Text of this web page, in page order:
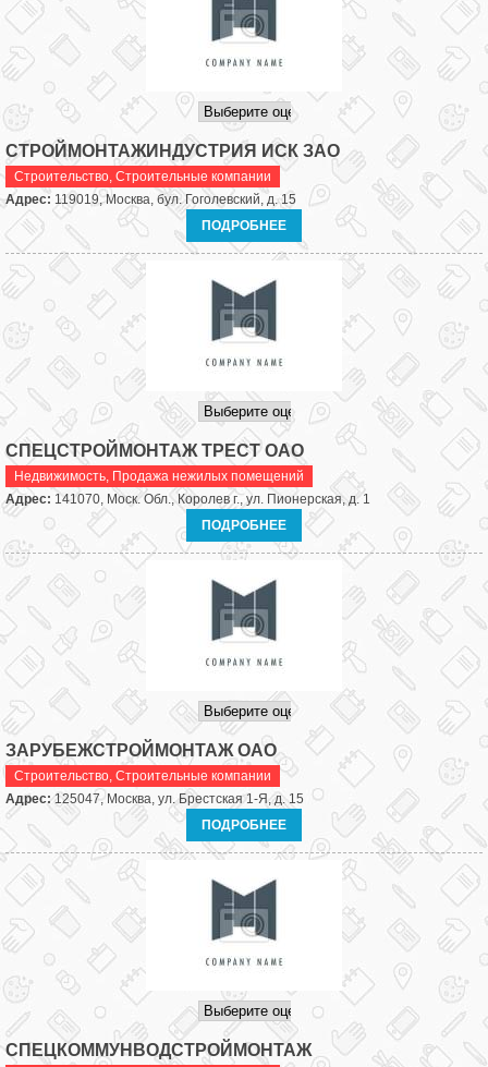
СТРОЙМОНТАЖИНДУСТРИЯ ИСК ЗАО
Строительство, Строительные компании
Адрес: 119019, Москва, бул. Гоголевский, д. 15
ПОДРОБНЕЕ
СПЕЦСТРОЙМОНТАЖ ТРЕСТ ОАО
Недвижимость, Продажа нежилых помещений
Адрес: 141070, Моск. Обл., Королев г., ул. Пионерская, д. 1
ПОДРОБНЕЕ
ЗАРУБЕЖСТРОЙМОНТАЖ ОАО
Строительство, Строительные компании
Адрес:125047, Москва, ул. Брестская 1-Я, д. 15
ПОДРОБНЕЕ
СПЕЦКОММУНВОДСТРОЙМОНТАЖ